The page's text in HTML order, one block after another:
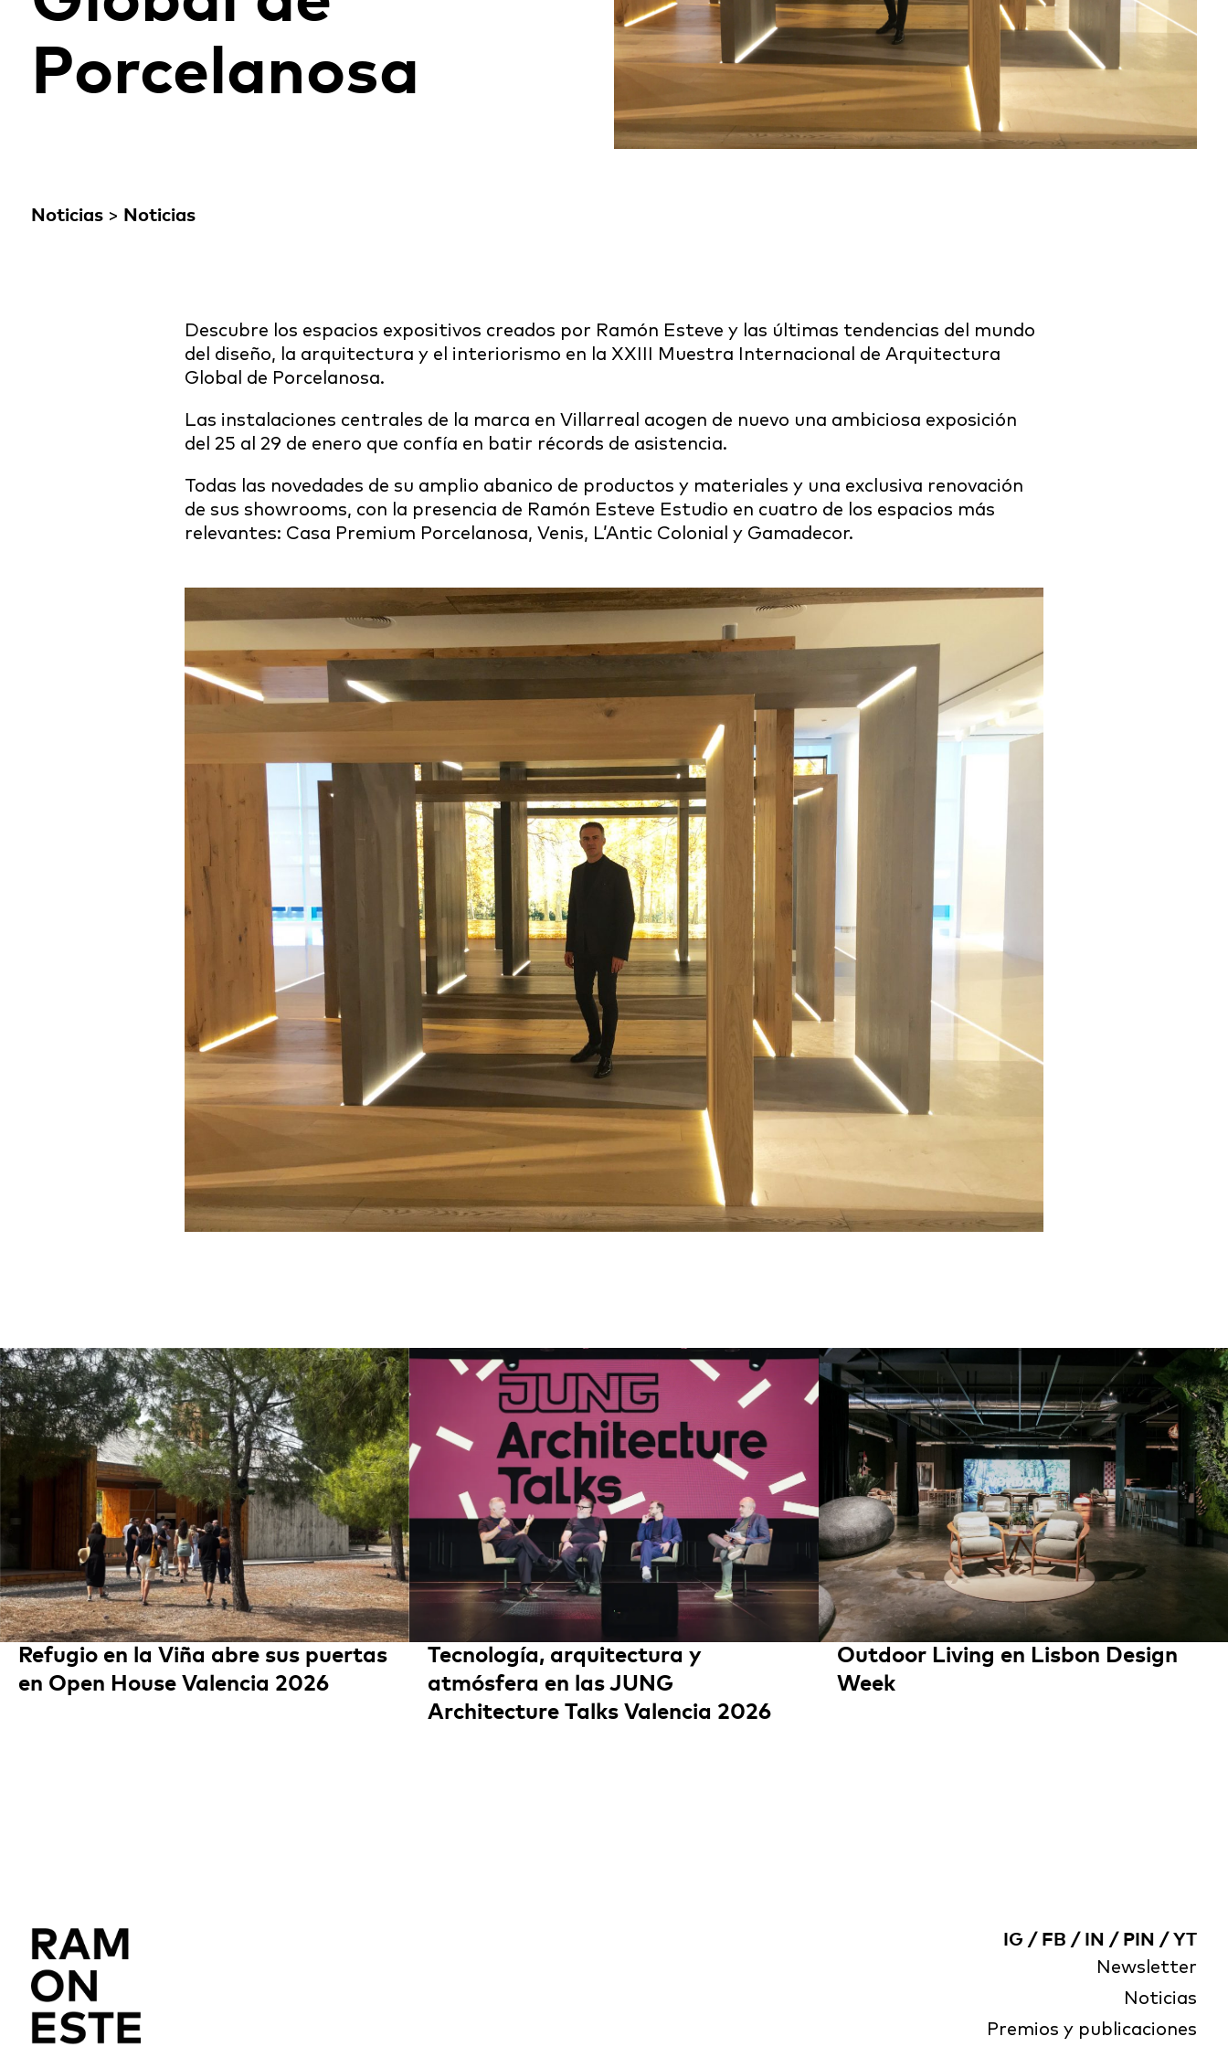
Porcelanosa
Noticias> Noticias
Descubre los espacios expositivos creados por Ramón Esteve y las últimas tendencias del mundo
del diseño, la arquitectura y el interiorismo en la XXIII Muestra Internacional de Arquitectura
Global de Porcelanosa.
Las instalaciones centrales de la marca en Villarreal acogen de nuevo una ambiciosa exposición
del 25 al 29 de enero que confía en batir récords de asistencia.
Todas las novedades de su amplio abanico de productos y materiales y una exclusiva renovación
de sus showrooms, con la presencia de Ramón Esteve Estudio en cuatro de los espacios más
relevantes: Casa Premium Porcelanosa, Venis, L’Antic Colonial y Gamadecor.
Refugio en la Viña abre sus puertas
en Open House Valencia 2026
Tecnología, arquitectura y
atmósfera en las JUNG
Architecture Talks Valencia 2026
Outdoor Living en Lisbon Design
Week
IG / FB / IN / PIN / YT
Newsletter
Noticias
Premios y publicaciones